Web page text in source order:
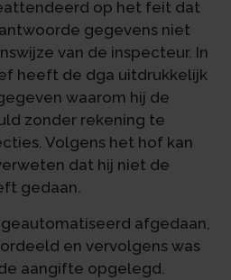
op het feit dat
gegevens niet
van de inspecteur. In
heeft de dga uitdrukkelijk
waarom hij de
zonder rekening te
Volgens het hof kan
dat hij niet de
gedaan.
afgedaan,
en vervolgens was
aangifte opgelegd.